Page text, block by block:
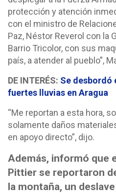
protección y atención
con el ministro de
Paz, Néstor Reverol con la
Barrio Tricolor, con sus
país, a atender al pueblo”,
DE INTERÉS: Se desbordó
fuertes lluvias en Aragua
“Me reportan a esta hora,
solamente daños
en apoyo directo”, dijo.
Además, informó que
Pittier se reportaron
la montaña, un